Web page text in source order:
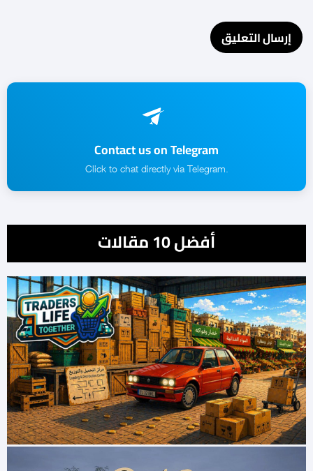
Contact us on Telegram
.Click to chat directly via Telegram
أفضل 10 مقالات